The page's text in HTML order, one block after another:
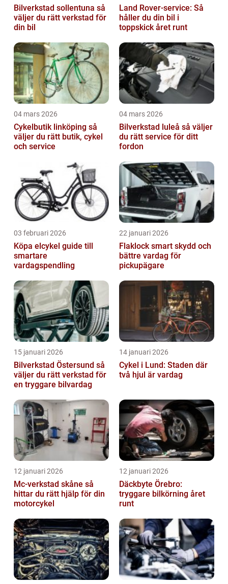
Bilverkstad sollentuna så
väljer du rätt verkstad för
din bil
Land Rover-service: Så
håller du din bil i
toppskick året runt
04 mars 2026
Cykelbutik linköping så
väljer du rätt butik, cykel
och service
04 mars 2026
Bilverkstad luleå så väljer
du rätt service för ditt
fordon
03 februari 2026
Köpa elcykel guide till
smartare
vardagspendling
22 januari 2026
Flaklock smart skydd och
bättre vardag för
pickupägare
15 januari 2026
Bilverkstad Östersund så
väljer du rätt verkstad för
en tryggare bilvardag
14 januari 2026
Cykel i Lund: Staden där
två hjul är vardag
12 januari 2026
Mc-verkstad skåne så
hittar du rätt hjälp för din
motorcykel
12 januari 2026
Däckbyte Örebro:
tryggare bilkörning året
runt